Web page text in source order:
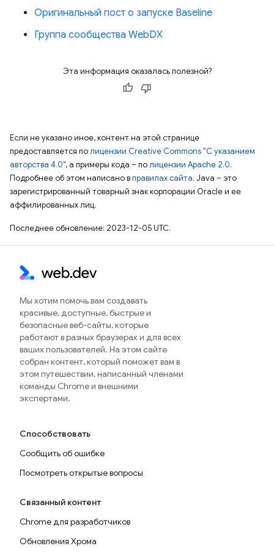
Оригинальный пост о запуске Baseline
Группа сообщества WebDX
Эта информация оказалась полезной?
Если не указано иное, контент на этой странице
предоставляется полицензии Creative Commons "С указанием
авторства 4.0", а примеры кода – полицензии Apache 2.0.
Подробнее об этом написано вправилах сайта. Java – это
зарегистрированный товарный знак корпорации Oracle и ее
аффилированных лиц.
Последнее обновление: 2023-12-05 UTC.
Мы хотим помочь вам создавать
красивые, доступные, быстрые и
безопасные веб-сайты, которые
работают в разных браузерах и для всех
ваших пользователей. На этом сайте
собран контент, который поможет вам в
этом путешествии, написанный членами
команды Chrome и внешними
экспертами.
Способствовать
Сообщить об ошибке
Посмотреть открытые вопросы
Связанный контент
Chrome для разработчиков
Обновления Хрома